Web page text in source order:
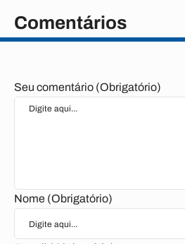
Comentários
Seu comentário (Obrigatório)
Nome (Obrigatório)